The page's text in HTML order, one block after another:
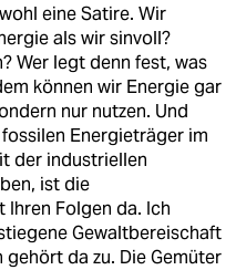
eine Satire. Wir
als wir sinvoll?
Wer legt denn fest, was
können wir Energie gar
nur nutzen. Und
Energieträger im
der industriellen
ist die
Folgen da. Ich
Gewaltbereischaft
da zu. Die Gemüter